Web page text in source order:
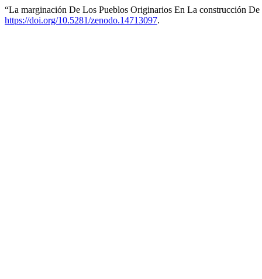
“La marginación De Los Pueblos Originarios En La construcción
https://doi.org/10.5281/zenodo.14713097.